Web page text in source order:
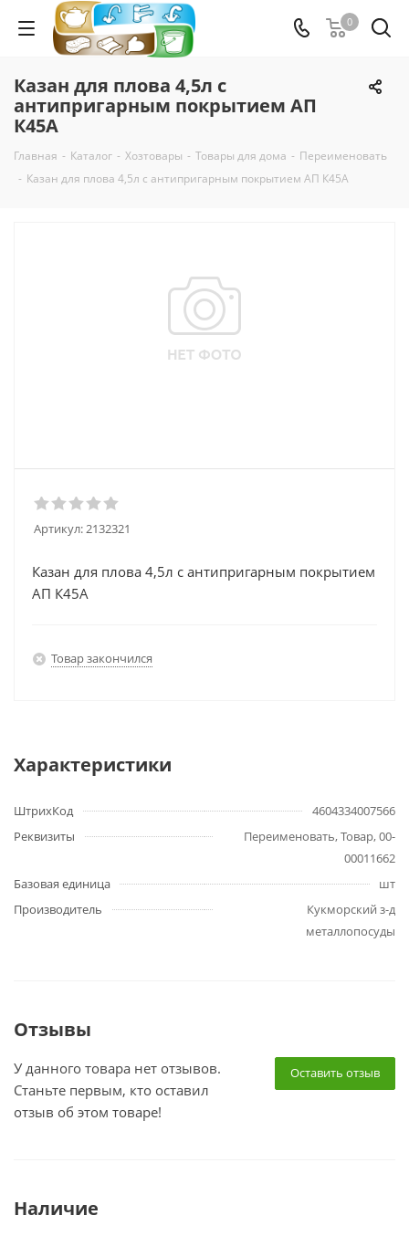
0
Казан для плова 4,5л с
антипригарным покрытием АП
К45А
Главная - Каталог - Хозтовары - Товары для дома - Переименовать
- Казан для плова 4,5л с антипригарным покрытием АП К45А
Артикул:2132321
Казан для плова 4,5л с антипригарным покрытием
АП К45А
Товар закончился
Характеристики
ШтрихКод
4604334007566
Реквизиты
Переименовать, Товар, 00-
00011662
Базовая единица
шт
Производитель
Кукморский з-д
металлопосуды
Отзывы
Оставить отзыв
У данного товара нет отзывов.
Станьте первым, кто оставил
отзыв об этом товаре!
Наличие